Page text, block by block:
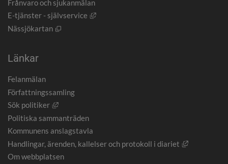
Frånvaro och sjukanmälan
E-tjänster - självservice
Länk till annan webbplats, öppnas i
Nässjökartan
Öppnas i nytt fönster.
Länkar
Felanmälan
Författningssamling
Sök politiker
Länk till annan webbplats, öppnas i nytt fönster.
Politiska sammanträden
Kommunens anslagstavla
Handlingar, ärenden, kallelser och protokoll i diariet
Länk till
Om webbplatsen